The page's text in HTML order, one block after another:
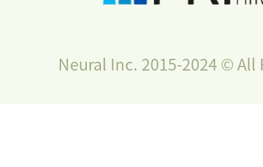
Neural Inc. 2015-2024 © All